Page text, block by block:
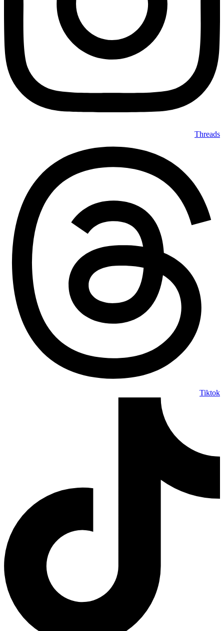
Threads
Tiktok